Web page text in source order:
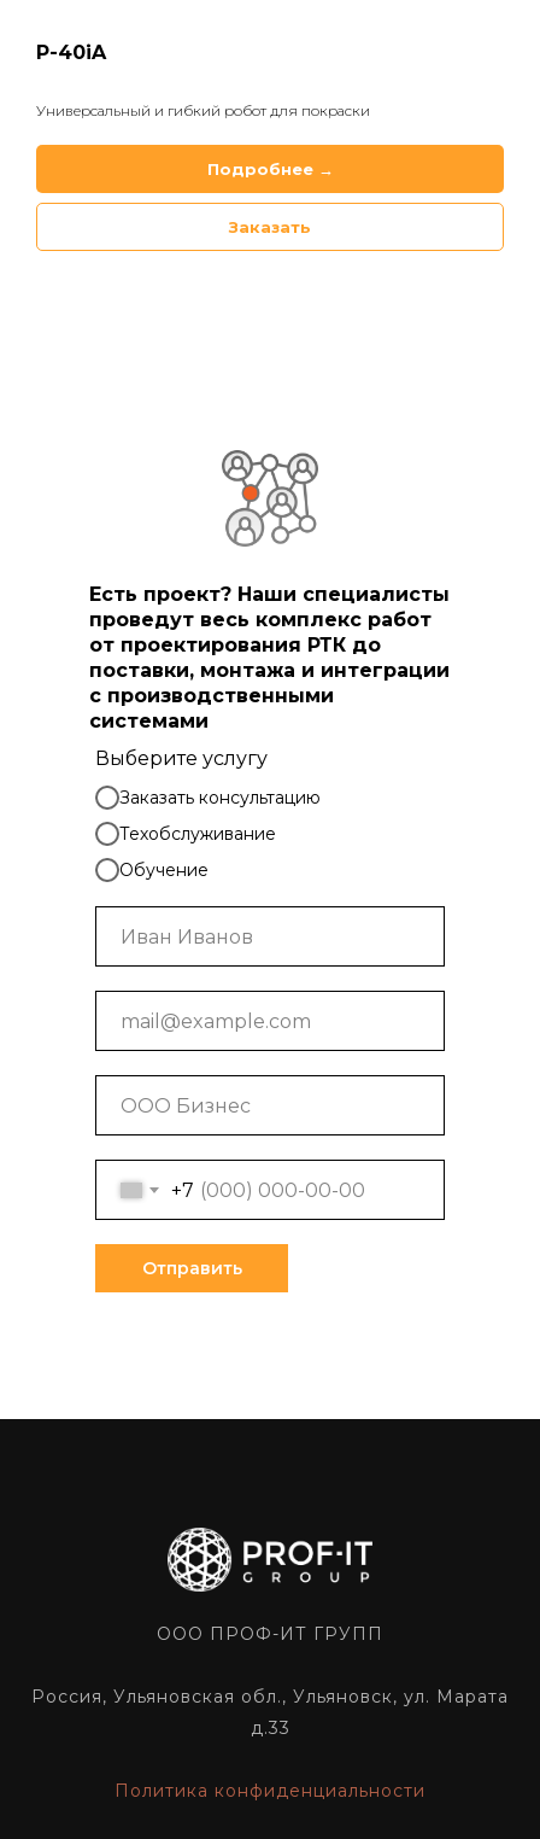
P-40iA
Универсальный и гибкий робот для покраски
Подробнее →
Заказать
Выберите услугу
Заказать консультацию
Техобслуживание
Обучение
+7
Отправить
Есть проект? Наши специалисты
проведут весь комплекс работ
от проектирования РТК до
поставки, монтажа и интеграции
с производственными
системами
ООО ПРОФ-ИТ ГРУПП
Россия, Ульяновская обл., Ульяновск, ул. Марата
д.33
Политика конфиденциальности